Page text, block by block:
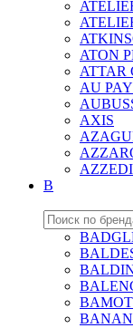
ATON
ATTAR
AU
AXIS
B